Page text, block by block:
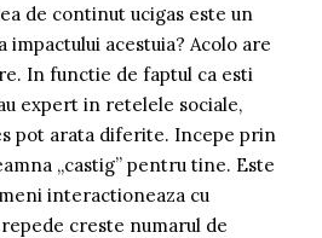
de continut ucigas este un
acestuia? Acolo are
In functie de faptul ca esti
expert in retelele sociale,
pot arata diferite. Incepe prin
„castig” pentru tine. Este
interactioneaza cu
creste numarul de